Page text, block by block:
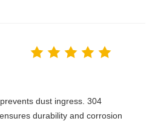
dust ingress. 304
durability and corrosion